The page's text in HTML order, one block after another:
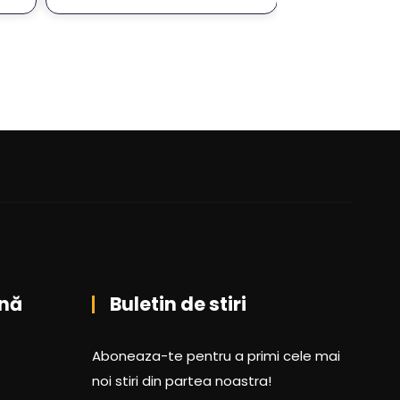
Buletin de stiri
Aboneaza-te pentru a primi cele mai
noi stiri din partea noastra!